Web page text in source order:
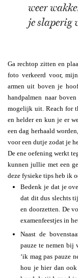
weer
je slaperig
Ga rechtop zitten en
foto verkeerd voor,
armen uit boven je
handpalmen naar
mogelijk uit. Reach for
en helder en kun je er
een dag herhaald
voor een dutje zodat je
De ene oefening werkt
kunnen jullie met een
deze fysieke tips heb ik
Bedenk je dat je
dat dit dus slechts
en doorzetten. De
examenfeestjes in
Naast de
pauze te nemen bij
‘ik mag pas pauze
hou je hier dan ook